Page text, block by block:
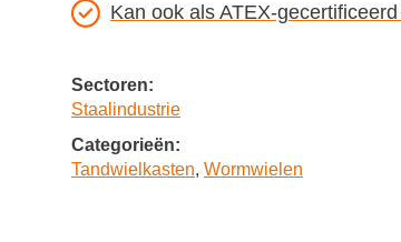
Kan ook als ATEX-
Sectoren:
Staalindustrie
Categorieën:
Tandwielkasten, Wormwielen